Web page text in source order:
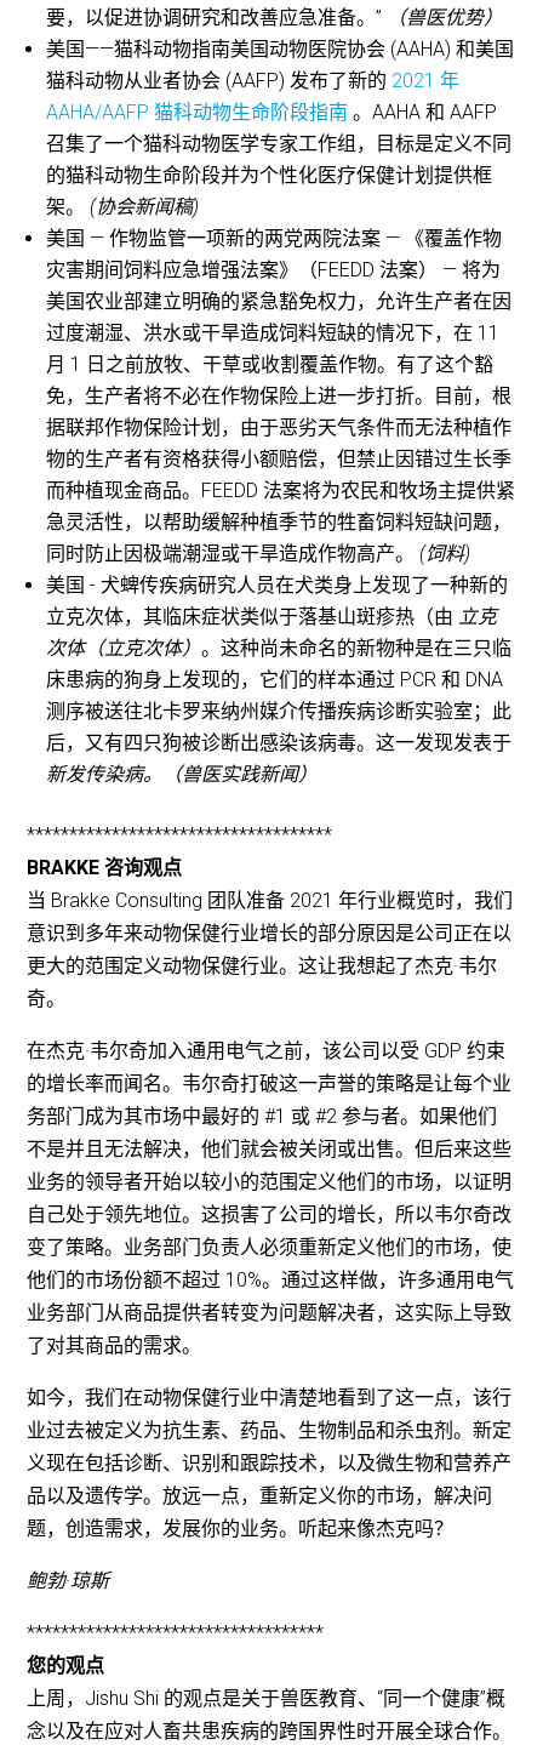
要，以促进协调研究和改善应急准备。” （兽医优势）
美国——猫科动物指南美国动物医院协会 (AAHA) 和美国
猫科动物从业者协会 (AAFP) 发布了新的 2021 年
AAHA/AAFP 猫科动物生命阶段指南 。AAHA 和 AAFP
召集了一个猫科动物医学专家工作组，目标是定义不同
的猫科动物生命阶段并为个性化医疗保健计划提供框
架。 (协会新闻稿)
美国 — 作物监管一项新的两党两院法案 — 《覆盖作物
灾害期间饲料应急增强法案》（FEEDD 法案） — 将为
美国农业部建立明确的紧急豁免权力，允许生产者在因
过度潮湿、洪水或干旱造成饲料短缺的情况下，在 11
月 1 日之前放牧、干草或收割覆盖作物。有了这个豁
免，生产者将不必在作物保险上进一步打折。目前，根
据联邦作物保险计划，由于恶劣天气条件而无法种植作
物的生产者有资格获得小额赔偿，但禁止因错过生长季
而种植现金商品。FEEDD 法案将为农民和牧场主提供紧
急灵活性，以帮助缓解种植季节的牲畜饲料短缺问题，
同时防止因极端潮湿或干旱造成作物高产。 (饲料)
美国 - 犬蜱传疾病研究人员在犬类身上发现了一种新的
立克次体，其临床症状类似于落基山斑疹热（由 立克
次体（立克次体）。这种尚未命名的新物种是在三只临
床患病的狗身上发现的，它们的样本通过 PCR 和 DNA
测序被送往北卡罗来纳州媒介传播疾病诊断实验室；此
后，又有四只狗被诊断出感染该病毒。这一发现发表于
新发传染病。（兽医实践新闻）
************************************
BRAKKE 咨询观点
当 Brakke Consulting 团队准备 2021 年行业概览时，我们
意识到多年来动物保健行业增长的部分原因是公司正在以
更大的范围定义动物保健行业。这让我想起了杰克·韦尔
奇。
在杰克·韦尔奇加入通用电气之前，该公司以受 GDP 约束
的增长率而闻名。韦尔奇打破这一声誉的策略是让每个业
务部门成为其市场中最好的 #1 或 #2 参与者。如果他们
不是并且无法解决，他们就会被关闭或出售。但后来这些
业务的领导者开始以较小的范围定义他们的市场，以证明
自己处于领先地位。这损害了公司的增长，所以韦尔奇改
变了策略。业务部门负责人必须重新定义他们的市场，使
他们的市场份额不超过 10%。通过这样做，许多通用电气
业务部门从商品提供者转变为问题解决者，这实际上导致
了对其商品的需求。
如今，我们在动物保健行业中清楚地看到了这一点，该行
业过去被定义为抗生素、药品、生物制品和杀虫剂。新定
义现在包括诊断、识别和跟踪技术，以及微生物和营养产
品以及遗传学。放远一点，重新定义你的市场，解决问
题，创造需求，发展你的业务。听起来像杰克吗？
鲍勃·琼斯
***********************************
您的观点
上周，Jishu Shi 的观点是关于兽医教育、“同一个健康”概
念以及在应对人畜共患疾病的跨国界性时开展全球合作。